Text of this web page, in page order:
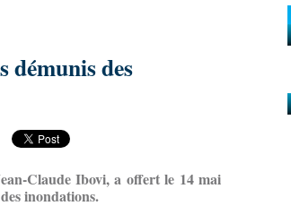
démunis des
Claude Ibovi, a offert le 14 mai
inondations.